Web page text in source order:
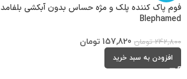
فوم پاک کننده پلک و مژه حساس بدون آبکشی بلفامد
Blephamed
242,800 تومان 157,820 تومان
افزودن به سبد خرید